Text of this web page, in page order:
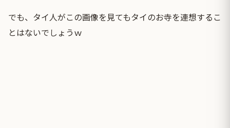
でも、タイ人がこの画像を見てもタイのお寺を連想するこ
とはないでしょうｗ